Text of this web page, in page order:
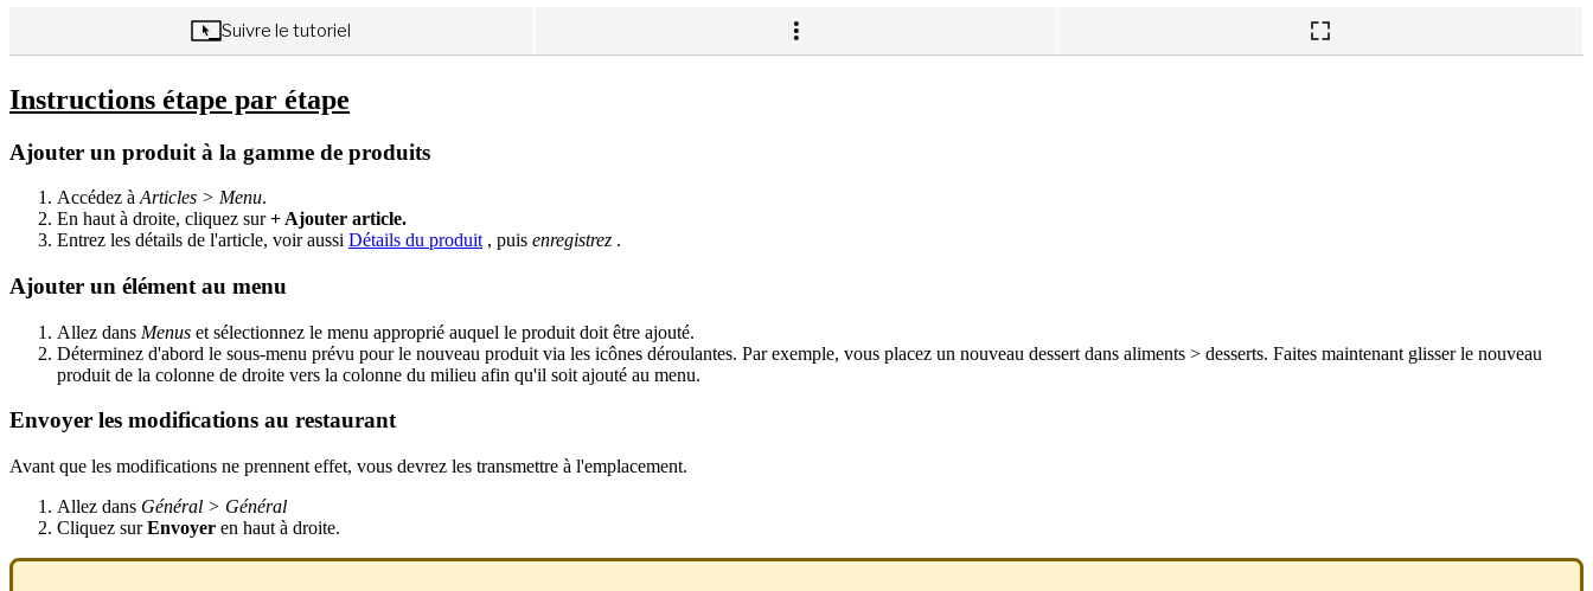
Instructions étape par étape
Ajouter un produit à la gamme de produits
Accédez à Articles > Menu.
En haut à droite, cliquez sur+ Ajouter article.
Entrez les détails de l'article, voir aussi Détails du produit , puis enregistrez .
Ajouter un élément au menu
Allez dans Menus et sélectionnez le menu approprié auquel le produit doit être ajouté.
Déterminez d'abord le sous-menu prévu pour le nouveau produit via les icônes déroulantes. Par exemple, vous placez un nouveau dessert dans aliments > desserts. Faites maintenant glisser le nouveau
produit de la colonne de droite vers la colonne du milieu afin qu'il soit ajouté au menu.
Envoyer les modifications au restaurant
Avant que les modifications ne prennent effet, vous devrez les transmettre à l'emplacement.
Allez dans Général > Général
Cliquez surEnvoyer en haut à droite.